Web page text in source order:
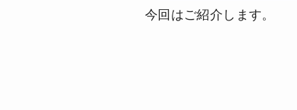
今回はご紹介します。